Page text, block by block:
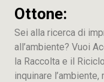
Ottone:
Sei alla ricerca di
all’ambiente? Vuoi
la Raccolta e il
inquinare